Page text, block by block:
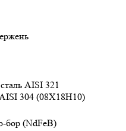
AISI 321
304 (08Х18Н10)
бор (NdFeB)